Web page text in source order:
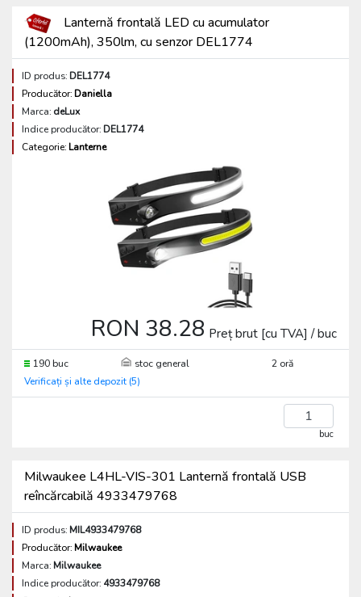
Lanternă frontală LED cu acumulator
(1200mAh), 350lm, cu senzor DEL1774
ID produs:DEL1774
Producător:Daniella
Marca: deLux
Indice producător:DEL1774
Categorie:Lanterne
RON 38.28 Preț brut [cu TVA] / buc
190 buc stoc general
2 oră
Verificați și alte depozit (5)
buc
Milwaukee L4HL-VIS-301 Lanternă frontală USB
reîncărcabilă 4933479768
ID produs:MIL4933479768
Producător:Milwaukee
Marca:Milwaukee
Indice producător: 4933479768